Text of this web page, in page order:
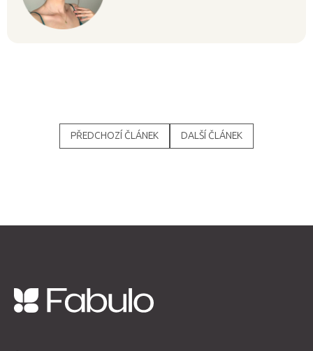
PŘEDCHOZÍ ČLÁNEK DALŠÍ ČLÁNEK